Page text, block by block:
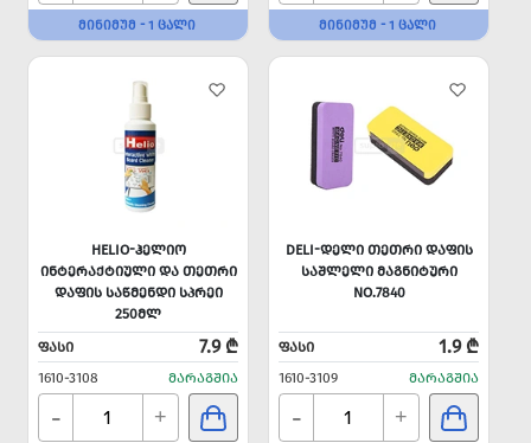
ᲛᲘᲜᲘᲛᲣᲛ - 1 ᲪᲐᲚᲘ ᲛᲘᲜᲘᲛᲣᲛ - 1 ᲪᲐᲚᲘ
HELIO-ᲰᲔᲚᲘᲝ
ᲘᲜᲢᲔᲠᲐᲥᲢᲘᲣᲚᲘ ᲓᲐ ᲗᲔᲗᲠᲘ
ᲓᲐᲤᲘᲡ ᲡᲐᲬᲛᲔᲜᲓᲘ ᲡᲞᲠᲔᲘ
250ᲛᲚ
ᲤᲐᲡᲘ
7.9 ₾
1610-3108 ᲛᲐᲠᲐᲒᲨᲘᲐ
- +
DELI-ᲓᲔᲚᲘ ᲗᲔᲗᲠᲘ ᲓᲐᲤᲘᲡ
ᲡᲐᲨᲚᲔᲚᲘ ᲛᲐᲒᲜᲘᲢᲣᲠᲘ
NO.7840
ᲤᲐᲡᲘ 1.9 ₾
1610-3109 ᲛᲐᲠᲐᲒᲨᲘᲐ
- +